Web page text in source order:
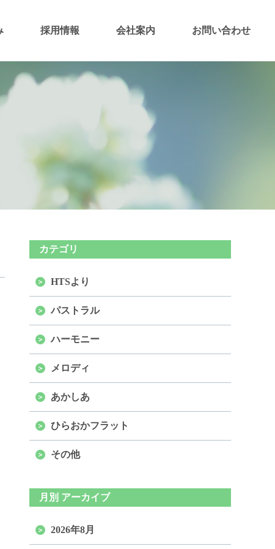
採用情報 会社案内 お問い合わせ
カテゴリ
HTSより
パストラル
ハーモニー
メロディ
あかしあ
ひらおかフラット
その他
月別 アーカイブ
2026年8月